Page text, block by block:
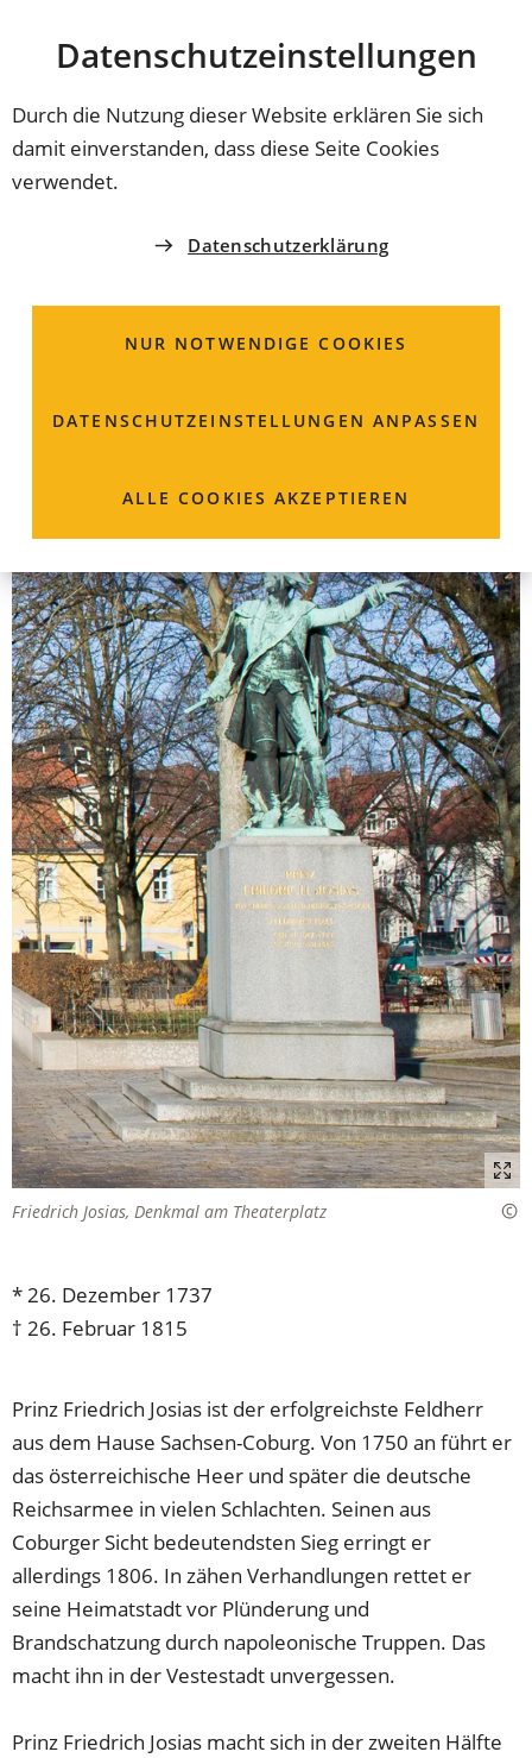
Datenschutz­einstellungen
Durch die Nutzung dieser Website erklären Sie sich
damit einverstanden, dass diese Seite Cookies
verwendet.
Datenschutzerklärung
NUR NOTWENDIGE COOKIES
DATENSCHUTZ­EINSTELLUNGEN ANPASSEN
ALLE COOKIES AKZEPTIEREN
INHALT ANSPRINGEN
Coburg
BERÜHMTE COBURGER
Prinz von Sachsen-
Coburg-Saalfeld
Friedrich Josias, Denkmal am Theaterplatz
* 26. Dezember 1737
† 26. Februar 1815
Prinz Friedrich Josias ist der erfolgreichste Feldherr
aus dem Hause Sachsen-Coburg. Von 1750 an führt er
das österreichische Heer und später die deutsche
Reichsarmee in vielen Schlachten. Seinen aus
Coburger Sicht bedeutendsten Sieg erringt er
allerdings 1806. In zähen Verhandlungen rettet er
seine Heimatstadt vor Plünderung und
Brandschatzung durch napoleonische Truppen. Das
macht ihn in der Vestestadt unvergessen.
Prinz Friedrich Josias macht sich in der zweiten Hälfte